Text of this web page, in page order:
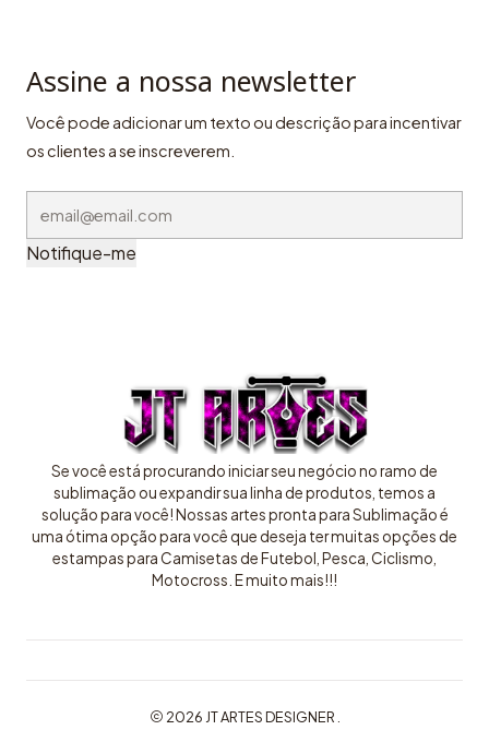
Assine a nossa newsletter
Você pode adicionar um texto ou descrição para incentivar
os clientes a se inscreverem.
Notifique-me
Se você está procurando iniciar seu negócio no ramo de
sublimação ou expandir sua linha de produtos, temos a
solução para você! Nossas artes pronta para Sublimação é
uma ótima opção para você que deseja ter muitas opções de
estampas para Camisetas de Futebol, Pesca, Ciclismo,
Motocross. E muito mais!!!
2026 JT ARTES DESIGNER .